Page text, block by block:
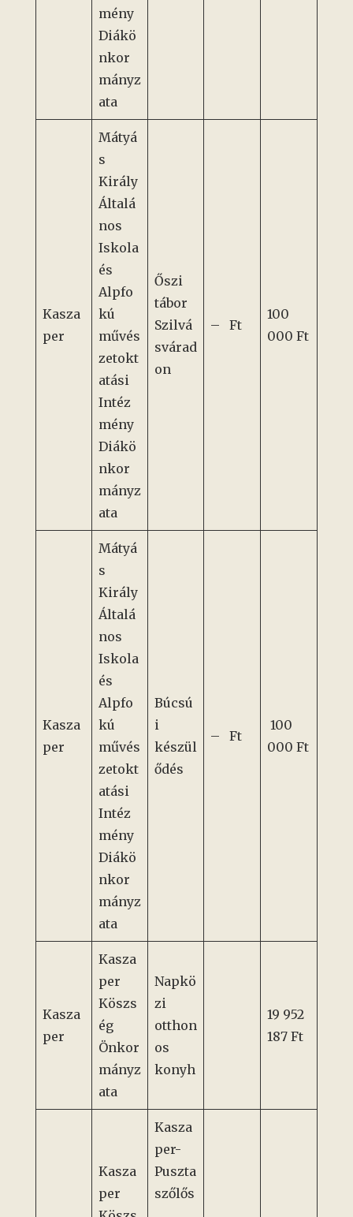
mény
Diákö
nkor
mányz
ata
Kasza
per
Mátyá
s
Király
Általá
nos
Iskola
és
Alpfo
kú
művés
zetokt
atási
Intéz
mény
Diákö
nkor
mányz
ata
Őszi
tábor
Szilvá
svárad
on
– Ft
100
000 Ft
Kasza
per
Mátyá
s
Király
Általá
nos
Iskola
és
Alpfo
kú
művés
zetokt
atási
Intéz
mény
Diákö
nkor
mányz
ata
Búcsú
i
készül
ődés
– Ft
100
000 Ft
Kasza
per
Kasza
per
Köszs
ég
Önkor
mányz
ata
Napkö
zi
otthon
os
konyh
19 952
187 Ft
Kasza
per
Kasza
per-
Puszta
szőlős